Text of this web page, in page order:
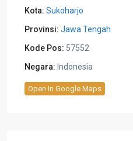
Kota: Sukoharjo
Provinsi: Jawa Tengah
Kode Pos: 57552
Negara: Indonesia
Open In Google Maps